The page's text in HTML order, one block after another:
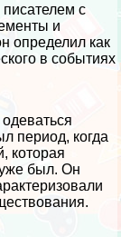
с
и
определил как
в событиях
период, когда
которая
уже был. Он